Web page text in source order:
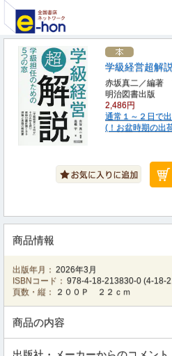
学級経営超解
赤坂真二／編著
明治図書出版
2,486円
通常１～２日で
(！お盆時期の出
商品情報
出版年月： 2026年3月
ISBNコード： 978-4-18-213830-0 (4-18-
頁数・縦：
２００Ｐ ２２ｃｍ
商品の内容